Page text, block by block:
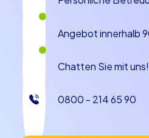
Gedächtnis bleiben. Die
iPad Touren ergänzen sich
Ihnen die Wahl zwischen
längeren Teammissionen.
Sehenswürdigkeiten
Highlights
Bei einem Kick-Off-Event in
Angebot innerhalb
Chatten Sie mit uns!
0800 - 214 65 90